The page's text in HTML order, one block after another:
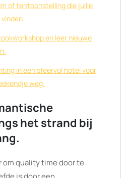
of tentoonstelling die jullie
en leer nieuwe
in een sfeervol hotel voor
weg.
het strand bij
om quality time door te